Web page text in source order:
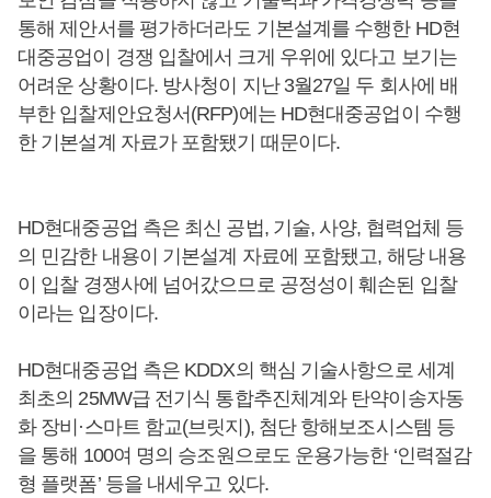
통해 제안서를 평가하더라도 기본설계를 수행한 HD현
대중공업이 경쟁 입찰에서 크게 우위에 있다고 보기는
어려운 상황이다. 방사청이 지난 3월27일 두 회사에 배
부한 입찰제안요청서(RFP)에는 HD현대중공업이 수행
한 기본설계 자료가 포함됐기 때문이다.
HD현대중공업 측은 최신 공법, 기술, 사양, 협력업체 등
의 민감한 내용이 기본설계 자료에 포함됐고, 해당 내용
이 입찰 경쟁사에 넘어갔으므로 공정성이 훼손된 입찰
이라는 입장이다.
HD현대중공업 측은 KDDX의 핵심 기술사항으로 세계
최초의 25MW급 전기식 통합추진체계와 탄약이송자동
화 장비·스마트 함교(브릿지), 첨단 항해보조시스템 등
을 통해 100여 명의 승조원으로도 운용가능한 ‘인력절감
형 플랫폼’ 등을 내세우고 있다.